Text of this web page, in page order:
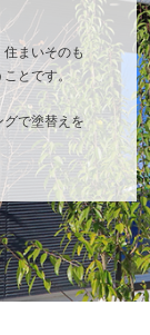
住まいそのも
とです。
で塗替えを